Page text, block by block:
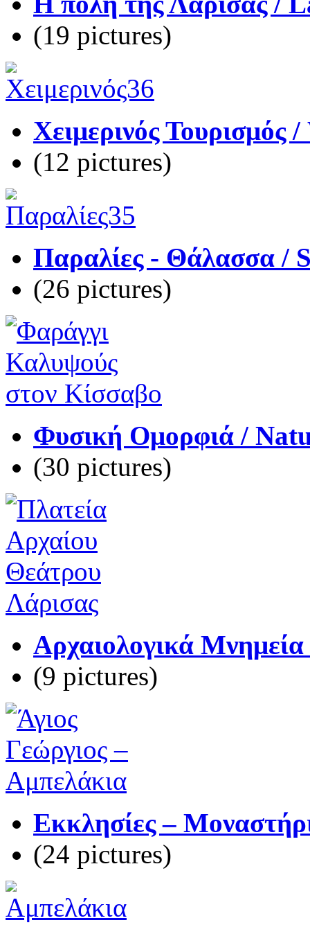
(19 pictures)
Χειμερινός
(12 pictures)
Παραλίες - Θάλασσα /
(26 pictures)
Φυσική Ομορφιά /
(30 pictures)
Αρχαιολογικά
(9 pictures)
Εκκλησίες –
(24 pictures)